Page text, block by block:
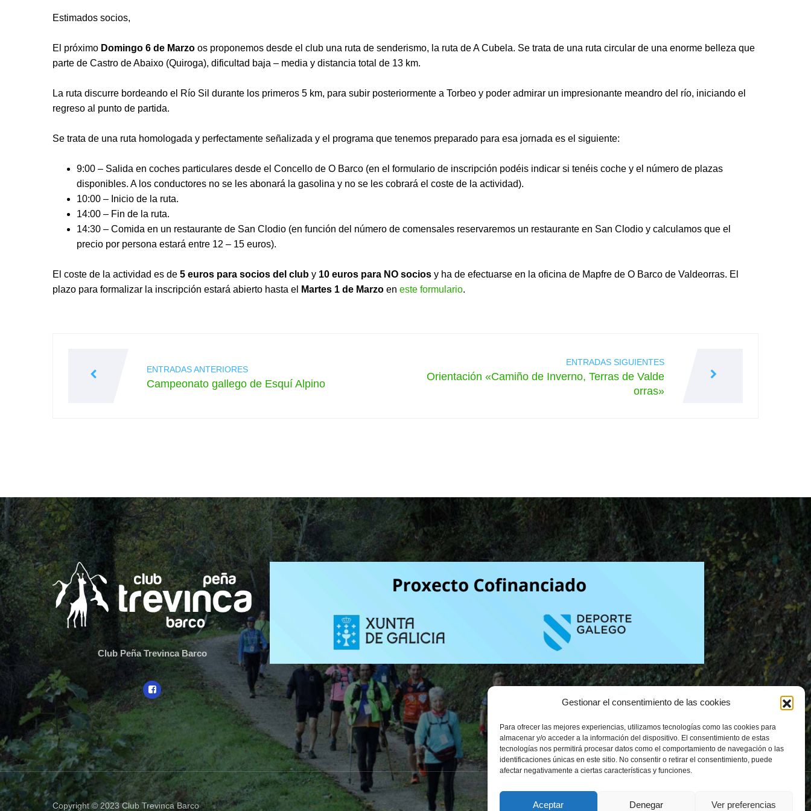
Gestionar el consentimiento de las cookies
Para ofrecer las mejores experiencias, utilizamos tecnologías como las cookies para
almacenar y/o acceder a la información del dispositivo. El consentimiento de estas
tecnologías nos permitirá procesar datos como el comportamiento de navegación o las
identificaciones únicas en este sitio. No consentir o retirar el consentimiento, puede
afectar negativamente a ciertas características y funciones.
Aceptar Denegar Ver preferencias
Estimados socios,
El próximo Domingo 6 de Marzo os proponemos desde el club una ruta de senderismo, la ruta de A Cubela. Se trata de una ruta circular de una enorme belleza que
parte de Castro de Abaixo (Quiroga), dificultad baja – media y distancia total de 13 km.
La ruta discurre bordeando el Río Sil durante los primeros 5 km, para subir posteriormente a Torbeo y poder admirar un impresionante meandro del río, iniciando el
regreso al punto de partida.
Se trata de una ruta homologada y perfectamente señalizada y el programa que tenemos preparado para esa jornada es el siguiente:
9:00 – Salida en coches particulares desde el Concello de O Barco (en el formulario de inscripción podéis indicar si tenéis coche y el número de plazas
disponibles. A los conductores no se les abonará la gasolina y no se les cobrará el coste de la actividad).
10:00 – Inicio de la ruta.
14:00 – Fin de la ruta.
14:30 – Comida en un restaurante de San Clodio (en función del número de comensales reservaremos un restaurante en San Clodio y calculamos que el
precio por persona estará entre 12 – 15 euros).
El coste de la actividad es de 5 euros para socios del club y 10 euros para NO socios y ha de efectuarse en la oficina de Mapfre de O Barco de Valdeorras. El
plazo para formalizar la inscripción estará abierto hasta el
Martes 1 de Marzo en este formulario.
ENTRADAS ANTERIORES
Campeonato gallego de Esquí Alpino
ENTRADAS SIGUIENTES
Orientación «Camiño de Inverno, Terras de Valde
orras»
Club Peña Trevinca Barco
Copyright © 2023Club Trevinca Barco